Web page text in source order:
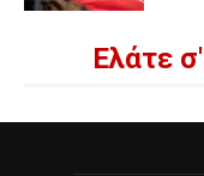
Ελάτε